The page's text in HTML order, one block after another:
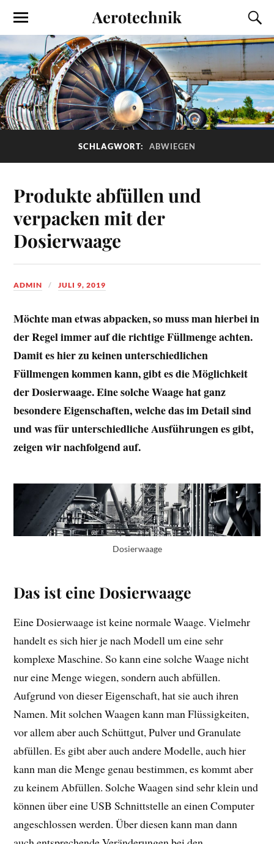
Aerotechnik
SCHLAGWORT: ABWIEGEN
Produkte abfüllen und
verpacken mit der
Dosierwaage
ADMIN JULI 9, 2019
Möchte man etwas abpacken, so muss man hierbei in
der Regel immer auf die richtige Füllmenge achten.
Damit es hier zu keinen unterschiedlichen
Füllmengen kommen kann, gibt es die Möglichkeit
der Dosierwaage. Eine solche Waage hat ganz
besondere Eigenschaften, welche das im Detail sind
und was für unterschiedliche Ausführungen es gibt,
zeigen wir nachfolgend auf.
Dosierwaage
Das ist eine Dosierwaage
Eine Dosierwaage ist keine normale Waage. Vielmehr
handelt es sich hier je nach Modell um eine sehr
komplexe Maschine. So kann eine solche Waage nicht
nur eine Menge wiegen, sondern auch abfüllen.
Aufgrund von dieser Eigenschaft, hat sie auch ihren
Namen. Mit solchen Waagen kann man Flüssigkeiten,
vor allem aber auch Schüttgut, Pulver und Granulate
abfüllen. Es gibt aber auch andere Modelle, auch hier
kann man die Menge genau bestimmen, es kommt aber
zu keinem Abfüllen. Solche Waagen sind sehr klein und
können über eine USB Schnittstelle an einen Computer
angeschlossen werden. Über diesen kann man dann